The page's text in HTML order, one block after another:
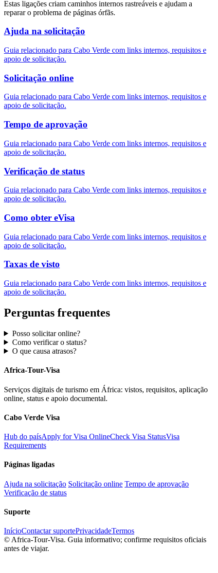
Estas ligações criam caminhos internos rastreáveis e ajudam a
reparar o problema de páginas órfãs.
Ajuda na solicitação
Guia relacionado para Cabo Verde com links internos, requisitos e
apoio de solicitação.
Solicitação online
Guia relacionado para Cabo Verde com links internos, requisitos e
apoio de solicitação.
Tempo de aprovação
Guia relacionado para Cabo Verde com links internos, requisitos e
apoio de solicitação.
Verificação de status
Guia relacionado para Cabo Verde com links internos, requisitos e
apoio de solicitação.
Como obter eVisa
Guia relacionado para Cabo Verde com links internos, requisitos e
apoio de solicitação.
Taxas de visto
Guia relacionado para Cabo Verde com links internos, requisitos e
apoio de solicitação.
Perguntas frequentes
Posso solicitar online?
Como verificar o status?
O que causa atrasos?
Africa-Tour-Visa
Serviços digitais de turismo em África: vistos, requisitos, aplicação
online, status e apoio documental.
Cabo Verde Visa
Hub do paísApply for Visa OnlineCheck Visa StatusVisa
Requirements
Páginas ligadas
Ajuda na solicitação Solicitação online Tempo de aprovação
Verificação de status
Suporte
InícioContactar suportePrivacidadeTermos
© Africa-Tour-Visa. Guia informativo; confirme requisitos oficiais
antes de viajar.